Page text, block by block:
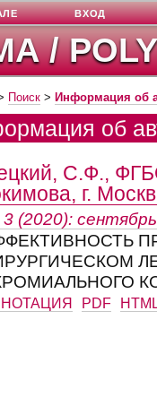
/
ВХОД
Поиск > Информация об
об
С.Ф.,
г.
(2020): сентябрь
PDF